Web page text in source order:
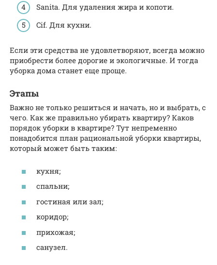
Sanita. Для удаления жира и копоти.
Cif. Для кухни.
Если эти средства не удовлетворяют, всегда можно
приобрести более дорогие и экологичные. И тогда
уборка дома станет еще проще.
Этапы
Важно не только решиться и начать, но и выбрать, с
чего. Как же правильно убирать квартиру? Каков
порядок уборки в квартире? Тут непременно
понадобится план рациональной уборки квартиры,
который может быть таким:
кухня;
спальни;
гостиная или зал;
коридор;
прихожая;
санузел.